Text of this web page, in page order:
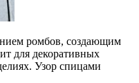
ромбов, создающим
для декоративных
Узор спицами